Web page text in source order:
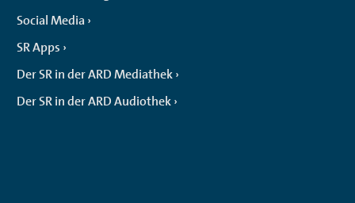
Social Media
SR Apps
Der SR in der ARD Mediathek
Der SR in der ARD Audiothek